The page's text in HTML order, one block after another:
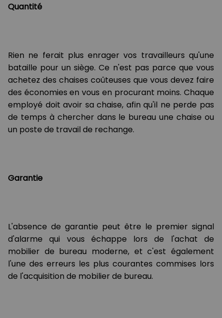
Quantité
Rien ne ferait plus enrager vos travailleurs qu'une
bataille pour un siège. Ce n'est pas parce que vous
achetez des chaises coûteuses que vous devez faire
des économies en vous en procurant moins. Chaque
employé doit avoir sa chaise, afin qu'il ne perde pas
de temps à chercher dans le bureau une chaise ou
un poste de travail de rechange.
Garantie
L'absence de garantie peut être le premier signal
d'alarme qui vous échappe lors de l'achat de
mobilier de bureau moderne, et c'est également
l'une des erreurs les plus courantes commises lors
de l'acquisition de mobilier de bureau.